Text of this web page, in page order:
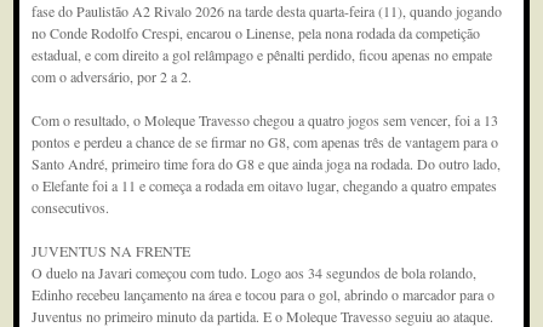
fase do Paulistão A2 Rivalo 2026 na tarde desta quarta-feira (11), quando jogando
no Conde Rodolfo Crespi, encarou o Linense, pela nona rodada da competição
estadual, e com direito a gol relâmpago e pênalti perdido, ficou apenas no empate
com o adversário, por 2 a 2.
Com o resultado, o Moleque Travesso chegou a quatro jogos sem vencer, foi a 13
pontos e perdeu a chance de se firmar no G8, com apenas três de vantagem para o
Santo André, primeiro time fora do G8 e que ainda joga na rodada. Do outro lado,
o Elefante foi a 11 e começa a rodada em oitavo lugar, chegando a quatro empates
consecutivos.
JUVENTUS NA FRENTE
O duelo na Javari começou com tudo. Logo aos 34 segundos de bola rolando,
Edinho recebeu lançamento na área e tocou para o gol, abrindo o marcador para o
Juventus no primeiro minuto da partida. E o Moleque Travesso seguiu ao ataque.